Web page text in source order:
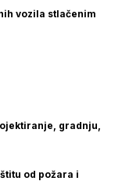
vozila stlačenim
gradnju,
od požara i